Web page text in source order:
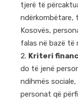
tjerë të
ndërkombëtare,
Kosovës,
falas në bazë të
Kriteri
do të jenë
ndihmës
personat që